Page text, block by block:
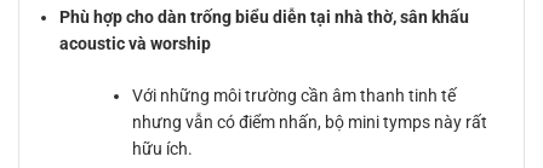
Phù hợp cho dàn trống biểu diễn tại nhà thờ, sân khấu
acoustic và worship
Với những môi trường cần âm thanh tinh tế
nhưng vẫn có điểm nhấn, bộ mini tymps này rất
hữu ích.